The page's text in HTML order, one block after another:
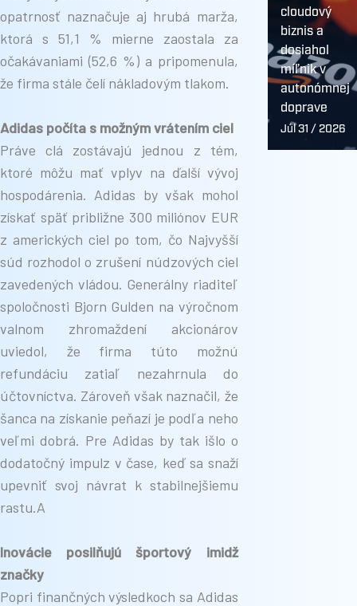
opatrnosť naznačuje aj hrubá marža,
ktorá s 51,1 % mierne zaostala za
očakávaniami (52,6 %) a pripomenula,
že firma stále čelí nákladovým tlakom.
Adidas počíta s možným vrátením ciel
Práve clá zostávajú jednou z tém,
ktoré môžu mať vplyv na ďalší vývoj
hospodárenia. Adidas by však mohol
získať späť približne 300 miliónov EUR
z amerických ciel po tom, čo Najvyšší
súd rozhodol o zrušení núdzových ciel
zavedených vládou. Generálny riaditeľ
spoločnosti Bjorn Gulden na výročnom
valnom zhromaždení akcionárov
uviedol, že firma túto možnú
refundáciu zatiaľ nezahrnula do
účtovníctva. Zároveň však naznačil, že
šanca na získanie peňazí je podľa neho
veľmi dobrá. Pre Adidas by tak išlo o
dodatočný impulz v čase, keď sa snaží
upevniť svoj návrat k stabilnejšiemu
rastu.A
Inovácie posilňujú športový imidž
značky
Popri finančných výsledkoch sa Adidas
cloudový
biznis a
dosiahol
míľnik v
autonómnej
doprave
Júl 31 / 2026